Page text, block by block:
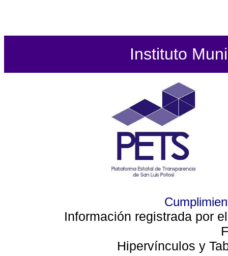
Instituto
Información registrada por
Hipervínculos y